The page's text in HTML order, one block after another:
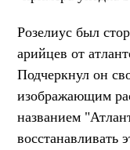
Розелиус был
арийцев от
Подчеркнул он
изображающим
названием
восстанавливать